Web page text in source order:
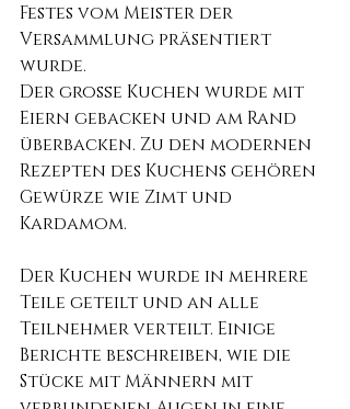
Festes vom Meister der
Versammlung präsentiert
wurde.
Der große Kuchen wurde mit
Eiern gebacken und am Rand
überbacken. Zu den modernen
Rezepten des Kuchens gehören
Gewürze wie Zimt und
Kardamom.
Der Kuchen wurde in mehrere
Teile geteilt und an alle
Teilnehmer verteilt. Einige
Berichte beschreiben, wie die
Stücke mit Männern mit